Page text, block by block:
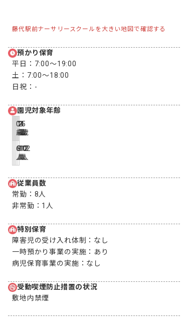
藤代駅前ナーサリースクールを大きい地図で確認する
預かり保育
平日： 7:00〜19:00
土： 7:00〜18:00
日祝： -
園児対象年齢
0
歳
1
歳
2
歳
3
歳
4
歳
5
歳
6
人
8
人
10
人
12
人
12
人
12
人
従業員数
常勤： 8人
非常勤： 1人
特別保育
障害児の受け入れ体制： なし
一時預かり事業の実施： あり
病児保育事業の実施： なし
受動喫煙防止措置の状況
敷地内禁煙